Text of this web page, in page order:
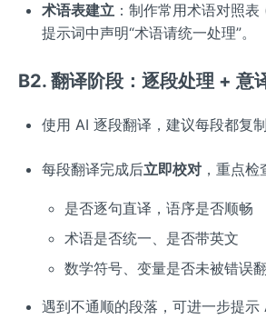
术语表建立：制作常用术语对照表
提示词中声明“术语请统一处理”。
B2. 翻译阶段：逐段处理 + 意
使用 AI 逐段翻译，建议每段都复
每段翻译完成后立即校对，重点检
是否逐句直译，语序是否顺畅
术语是否统一、是否带英文
数学符号、变量是否未被错误
遇到不通顺的段落，可进一步提示